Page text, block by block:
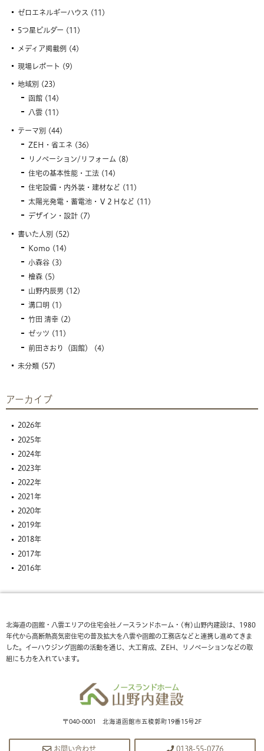
ゼロエネルギーハウス (11)
5つ星ビルダー (11)
メディア掲載例 (4)
現場レポート (9)
地域別 (23)
函館 (14)
八雲 (11)
テーマ別 (44)
ZEH・省エネ (36)
リノベーション/リフォーム (8)
住宅の基本性能・工法 (14)
住宅設備・内外装・建材など (11)
太陽光発電・蓄電池・Ｖ２Ｈなど (11)
デザイン・設計 (7)
書いた人別 (52)
Komo (14)
小森谷 (3)
檜森 (5)
山野内辰男 (12)
溝口明 (1)
竹田 清幸 (2)
ゼッツ (11)
前田さおり（函館）
(4)
未分類 (57)
アーカイブ
2026年
2025年
2024年
2023年
2022年
2021年
2020年
2019年
2018年
2017年
2016年
北海道の函館・八雲エリアの住宅会社ノースランドホーム・(有)山野内建設は、1980
年代から高断熱高気密住宅の普及拡大を八雲や函館の工務店などと連携し進めてきま
した。イーハウジング函館の活動を通じ、大工育成、ZEH、リノベーションなどの取
組にも力を入れています。
〒040-0001 北海道函館市五稜郭町19番15号2F
お問い合わせ 0138-55-0776